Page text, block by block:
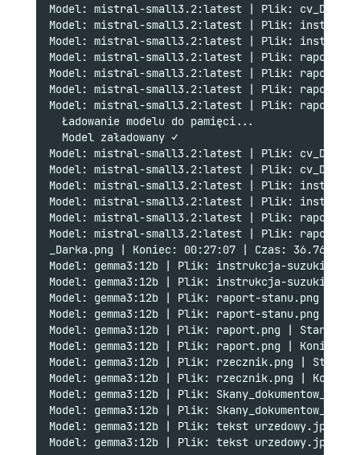
Model: mistral-small3.2:latest | Plik:
Model: mistral-small3.2:latest | Plik:
Model: mistral-small3.2:latest | Plik:
Model: mistral-small3.2:latest | Plik: raport-
Model: mistral-small3.2:latest | Plik: raport-
Model: mistral-small3.2:latest | Plik:
Model: mistral-small3.2:latest | Plik:
  Ładowanie modelu do pamięci...
  Model załadowany ✓
Model: mistral-small3.2:latest | Plik:
Model: mistral-small3.2:latest | Plik:
Model: mistral-small3.2:latest | Plik:
Model: mistral-small3.2:latest | Plik:
Model: mistral-small3.2:latest | Plik: raport-
Model: mistral-small3.2:latest | Plik: raport-
_Darka.png | Koniec: 00:27:07 | Czas: 36.76s
Model: gemma3:12b | Plik: instrukcja-
Model: gemma3:12b | Plik: instrukcja-
Model: gemma3:12b | Plik: raport-stanu.png |
Model: gemma3:12b | Plik: raport-stanu.png |
Model: gemma3:12b | Plik: raport.png | Start:
Model: gemma3:12b | Plik: raport.png | Koniec:
Model: gemma3:12b | Plik: rzecznik.png | Start:
Model: gemma3:12b | Plik: rzecznik.png |
Model: gemma3:12b | Plik:
Model: gemma3:12b | Plik:
Model: gemma3:12b | Plik: tekst urzedowy.jpg |
Model: gemma3:12b | Plik: tekst urzedowy.jpg |